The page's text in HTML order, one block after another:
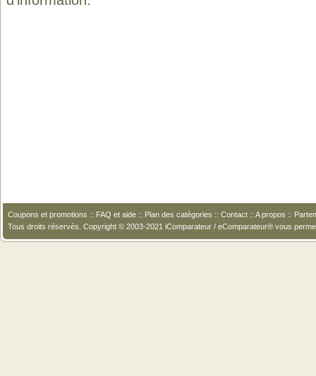
Coupons et promotions :: FAQ et aide :: Plan des catégories :: Contact :: A propos ::
Tous droits réservés. Copyright © 2003-2021 iComparateur / eComparateur® vous